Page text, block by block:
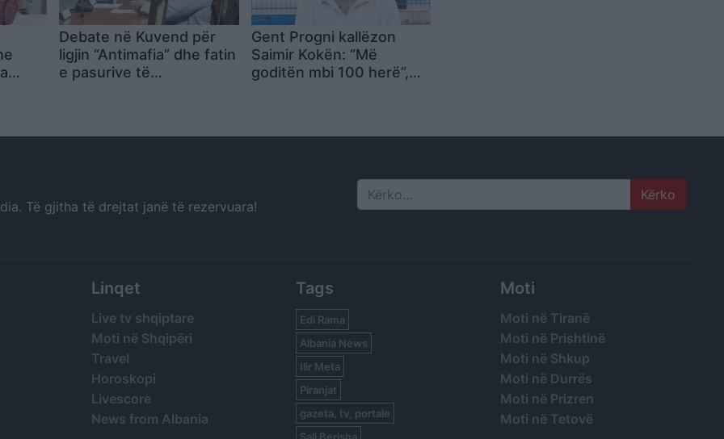
Debate në Kuvend për
ligjin “Antimafia” dhe fatin
e pasurive të
Gent Progni kallëzon
Saimir Kokën: “Më
goditën mbi 100 herë”,
Të gjitha të drejtat janë të rezervuara! Search
Linqet
Live tv shqiptare
Moti në Shqipëri
Travel
Horoskopi
Livescore
News from Albania
Tags
Edi Rama
Albania News
Ilir Meta
Piranjat
gazeta, tv, portale
Moti
Moti në Tiranë
Moti në Prishtinë
Moti në Shkup
Moti në Durrës
Moti në Prizren
Moti në Tetovë